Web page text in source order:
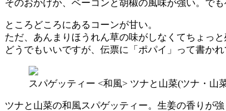
そのおかげか、ベーコンと胡椒の風味が強い。で
ところどころにあるコーンが甘い。
ただ、あんまりほうれん草の味がしなくてちょっと
どうでもいいですが、伝票に「ポパイ」って書かれ
スパゲッティー <和風> ツナと山菜(ツナ・山
ツナと山菜の和風スパゲッティー。生姜の香りが強